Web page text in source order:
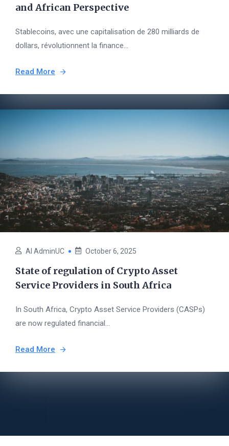
and African Perspective
Stablecoins, avec une capitalisation de 280 milliards de
dollars, révolutionnent la finance...
Read More
AI AdminUC October 6, 2025
State of regulation of Crypto Asset
Service Providers in South Africa
In South Africa, Crypto Asset Service Providers (CASPs)
are now regulated financial...
Read More